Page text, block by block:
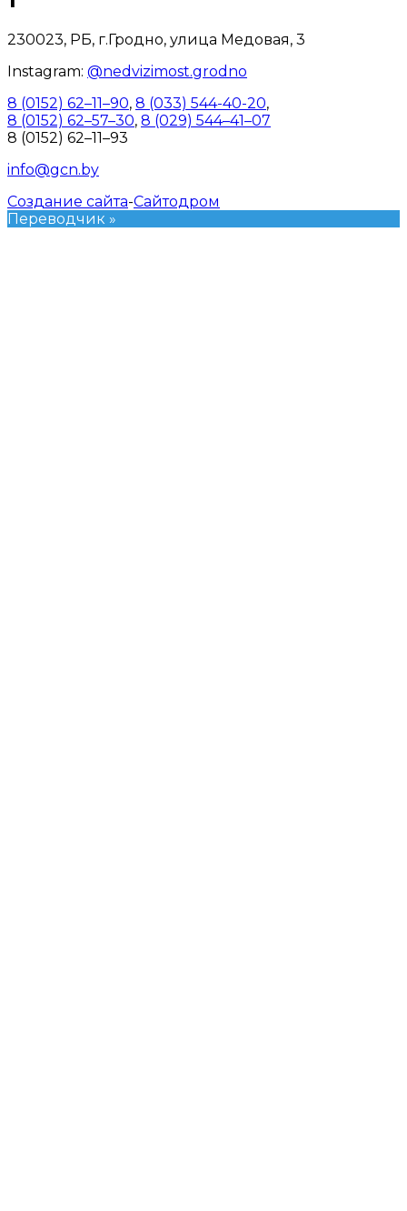
230023, РБ, г.Гродно, улица Медовая, 3
Instagram: @nedvizimost.grodno
8 (0152) 62–11–90, 8 (033) 544-40-20,
8 (0152) 62–57–30, 8 (029) 544–41–07
8 (0152) 62–11–93
info@gcn.by
Создание сайта-Сайтодром
Переводчик »